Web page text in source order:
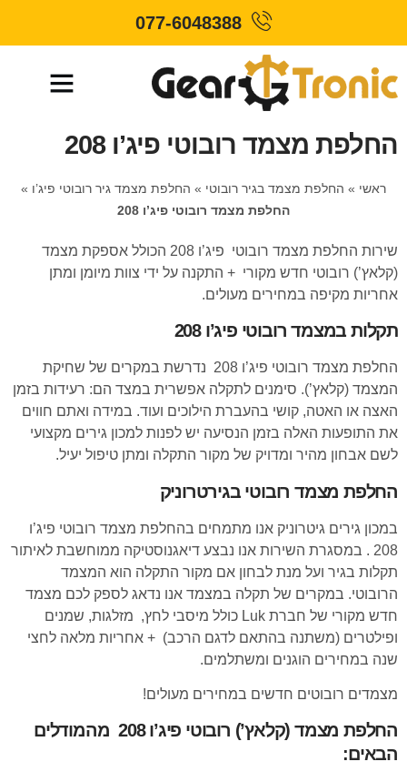
077-6048388
החלפת מצמד רובוטי פיג’ו 208
ראשי » החלפת מצמד בגיר רובוטי » החלפת מצמד גיר רובוטי פיג’ו »
החלפת מצמד רובוטי פיג’ו 208
שירות החלפת מצמד רובוטי פיג’ו 208 הכולל אספקת מצמד
(קלאץ’) רובוטי חדש מקורי + התקנה על ידי צוות מיומן ומתן
אחריות מקיפה במחירים מעולים.
תקלות במצמד רובוטי פיג’ו 208
החלפת מצמד רובוטי פיג’ו 208 נדרשת במקרים של שחיקת
המצמד (קלאץ’). סימנים לתקלה אפשרית במצד הם: רעידות בזמן
האצה או האטה, קושי בהעברת הילוכים ועוד. במידה ואתם חווים
את התופעות האלה בזמן הנסיעה יש לפנות למכון גירים מקצועי
לשם אבחון מהיר ומדויק של מקור התקלה ומתן טיפול יעיל.
החלפת מצמד רובוטי בגירטרוניק
במכון גירים גיטרוניק אנו מתמחים בהחלפת מצמד רובוטי פיג’ו
208 . במסגרת השירות אנו נבצע דיאגנוסטיקה ממוחשבת לאיתור
תקלות בגיר ועל מנת לבחון אם מקור התקלה הוא המצמד
הרובוטי. במקרים של תקלה במצמד אנו נדאג לספק לכם מצמד
חדש מקורי של חברת Luk כולל מיסבי לחץ, מזלגות, שמנים
ופילטרים (משתנה בהתאם לדגם הרכב) + אחריות מלאה לחצי
שנה במחירים הוגנים ומשתלמים.
מצמדים רובוטים חדשים במחירים מעולים!
החלפת מצמד (קלאץ’) רובוטי פיג’ו 208 מהמודלים
הבאים: